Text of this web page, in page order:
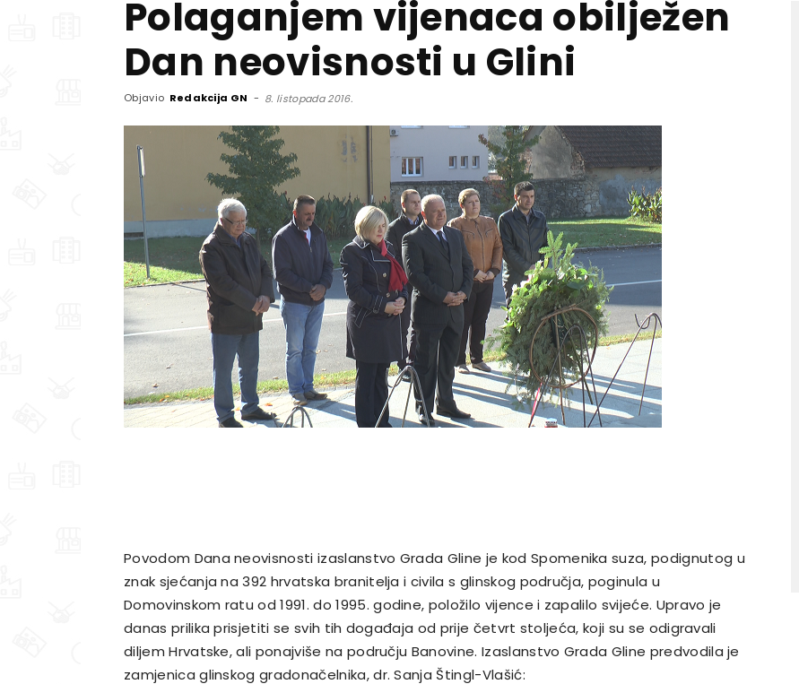
Polaganjem vijenaca obilježen
Dan neovisnosti u Glini
Objavio Redakcija GN - 8. listopada 2016.
Povodom Dana neovisnosti izaslanstvo Grada Gline je kod Spomenika suza, podignutog u
znak sjećanja na 392 hrvatska branitelja i civila s glinskog područja, poginula u
Domovinskom ratu od 1991. do 1995. godine, položilo vijence i zapalilo svijeće. Upravo je
danas prilika prisjetiti se svih tih događaja od prije četvrt stoljeća, koji su se odigravali
diljem Hrvatske, ali ponajviše na području Banovine. Izaslanstvo Grada Gline predvodila je
zamjenica glinskog gradonačelnika, dr. Sanja Štingl-Vlašić: